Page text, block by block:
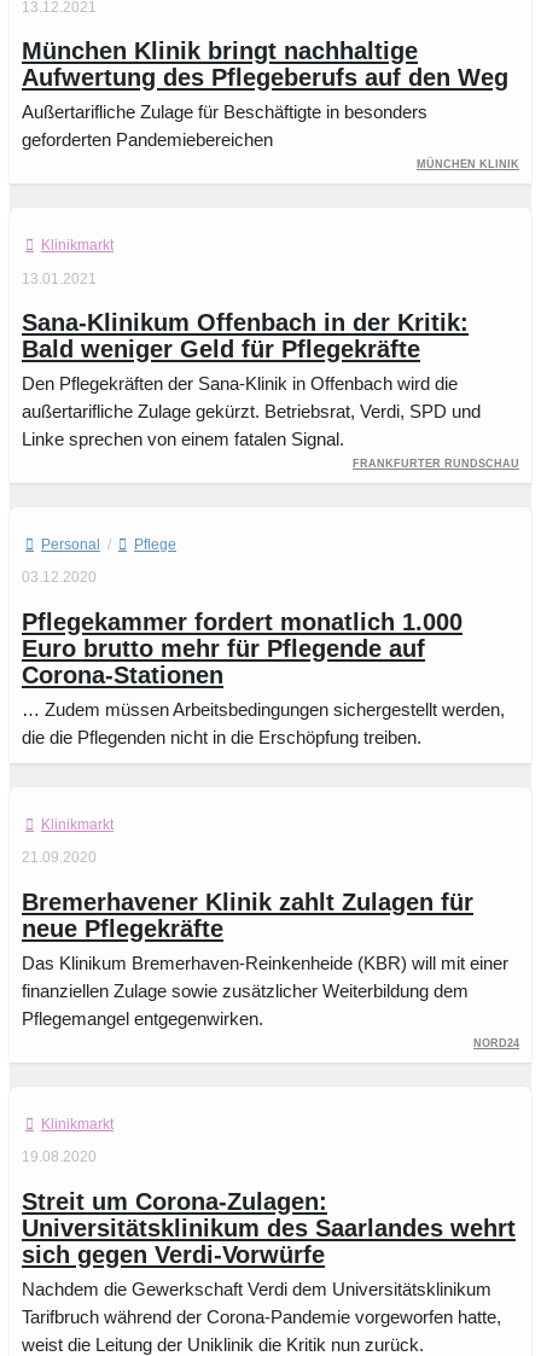
13.12.2021
München Klinik bringt nachhaltige
Aufwertung des Pflegeberufs auf den Weg
Außertarifliche Zulage für Beschäftigte in besonders
geforderten Pandemiebereichen
München Klinik
Klinikmarkt
13.01.2021
Sana-Klinikum Offenbach in der Kritik:
Bald weniger Geld für Pflegekräfte
Den Pflegekräften der Sana-Klinik in Offenbach wird die
außertarifliche Zulage gekürzt. Betriebsrat, Verdi, SPD und
Linke sprechen von einem fatalen Signal.
Frankfurter Rundschau
Personal /
Pflege
03.12.2020
Pflegekammer fordert monatlich 1.000
Euro brutto mehr für Pflegende auf
Corona-Stationen
… Zudem müssen Arbeitsbedingungen sichergestellt werden,
die die Pflegenden nicht in die Erschöpfung treiben.
Klinikmarkt
21.09.2020
Bremerhavener Klinik zahlt Zulagen für
neue Pflegekräfte
Das Klinikum Bremerhaven-Reinkenheide (KBR) will mit einer
finanziellen Zulage sowie zusätzlicher Weiterbildung dem
Pflegemangel entgegenwirken.
Nord24
Klinikmarkt
19.08.2020
Streit um Corona-Zulagen:
Universitätsklinikum des Saarlandes wehrt
sich gegen Verdi-Vorwürfe
Nachdem die Gewerkschaft Verdi dem Universitätsklinikum
Tarifbruch während der Corona-Pandemie vorgeworfen hatte,
weist die Leitung der Uniklinik die Kritik nun zurück.